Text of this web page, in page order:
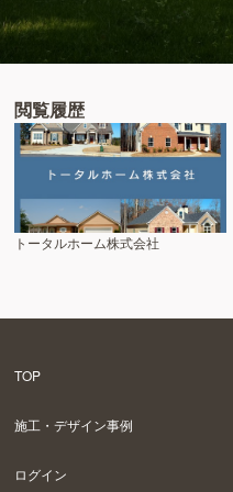
閲覧履歴
トータルホーム株式会社
TOP
施工・デザイン事例
ログイン